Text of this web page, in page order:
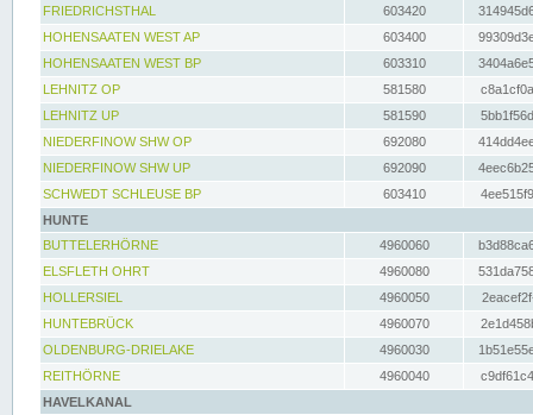
FRIEDRICHSTHAL
603420
HOHENSAATEN WEST AP
603400
HOHENSAATEN WEST BP
603310
LEHNITZ OP
581580
LEHNITZ UP
581590
NIEDERFINOW SHW OP
692080
NIEDERFINOW SHW UP
692090
SCHWEDT SCHLEUSE BP
603410
HUNTE
BUTTELERHÖRNE
4960060
ELSFLETH OHRT
4960080
HOLLERSIEL
4960050
HUNTEBRÜCK
4960070
OLDENBURG-DRIELAKE
4960030
REITHÖRNE
4960040
HAVELKANAL